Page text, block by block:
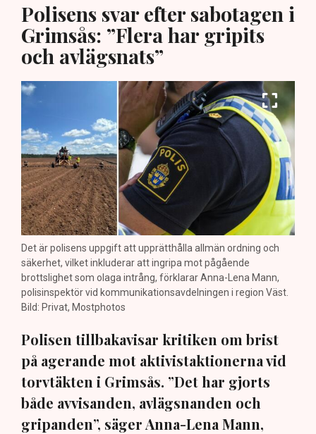
Polisens svar efter sabotagen i
Grimsås: ”Flera har gripits
och avlägsnats”
Det är polisens uppgift att upprätthålla allmän ordning och
säkerhet, vilket inkluderar att ingripa mot pågående
brottslighet som olaga intrång, förklarar Anna-Lena Mann,
polisinspektör vid kommunikationsavdelningen i region Väst.
Bild: Privat, Mostphotos
Polisen tillbakavisar kritiken om brist
på agerande mot aktivistaktionerna vid
torvtäkten i Grimsås. ”Det har gjorts
både avvisanden, avlägsnanden och
gripanden”, säger Anna-Lena Mann,